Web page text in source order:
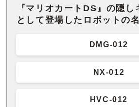
『マリオカートDS』の隠し
として登場したロボットの
DMG-012
NX-012
HVC-012